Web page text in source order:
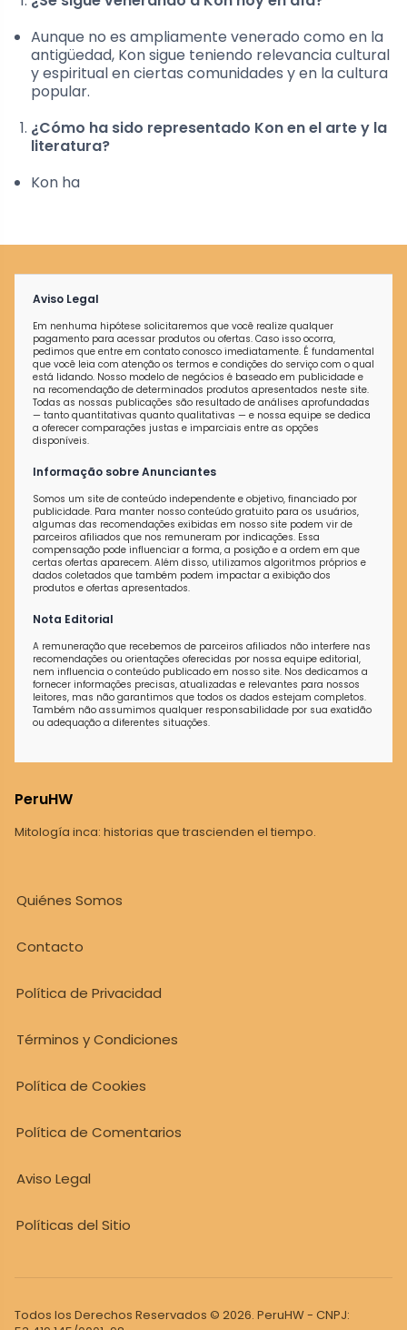
Aunque no es ampliamente venerado como en la
antigüedad, Kon sigue teniendo relevancia cultural
y espiritual en ciertas comunidades y en la cultura
popular.
¿Cómo ha sido representado Kon en el arte y la
literatura?
Kon ha
Aviso Legal
Em nenhuma hipótese solicitaremos que você realize qualquer
pagamento para acessar produtos ou ofertas. Caso isso ocorra,
pedimos que entre em contato conosco imediatamente. É fundamental
que você leia com atenção os termos e condições do serviço com o qual
está lidando. Nosso modelo de negócios é baseado em publicidade e
na recomendação de determinados produtos apresentados neste site.
Todas as nossas publicações são resultado de análises aprofundadas
— tanto quantitativas quanto qualitativas — e nossa equipe se dedica
a oferecer comparações justas e imparciais entre as opções
disponíveis.
Informação sobre Anunciantes
Somos um site de conteúdo independente e objetivo, financiado por
publicidade. Para manter nosso conteúdo gratuito para os usuários,
algumas das recomendações exibidas em nosso site podem vir de
parceiros afiliados que nos remuneram por indicações. Essa
compensação pode influenciar a forma, a posição e a ordem em que
certas ofertas aparecem. Além disso, utilizamos algoritmos próprios e
dados coletados que também podem impactar a exibição dos
produtos e ofertas apresentados.
Nota Editorial
A remuneração que recebemos de parceiros afiliados não interfere nas
recomendações ou orientações oferecidas por nossa equipe editorial,
nem influencia o conteúdo publicado em nosso site. Nos dedicamos a
fornecer informações precisas, atualizadas e relevantes para nossos
leitores, mas não garantimos que todos os dados estejam completos.
Também não assumimos qualquer responsabilidade por sua exatidão
ou adequação a diferentes situações.
PeruHW
Mitología inca: historias que trascienden el tiempo.
Quiénes Somos
Contacto
Política de Privacidad
Términos y Condiciones
Política de Cookies
Política de Comentarios
Aviso Legal
Políticas del Sitio
Todos los Derechos Reservados © 2026. PeruHW - CNPJ: